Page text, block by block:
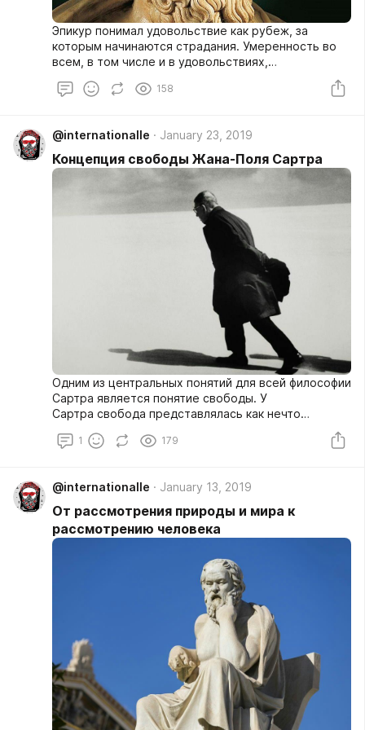
Эпикур понимал удовольствие как рубеж, за
которым начинаются страдания. Умеренность во
всем, в том числе и в удовольствиях,
самостоятельное и значительное благо. По
довольствоваться малым.
158
@internationalle January 23, 2019
Концепция свободы Жана-Поля Сартра
Одним из центральных понятий для всей философии
Сартра является понятие свободы. У
Сартра свобода представлялась как нечто
абсолютное, раз и навсегда данное («человек
осужден быть свободным»). Она предшествует
1 179
@internationalle January 13, 2019
От рассмотрения природы и мира к
рассмотрению человека